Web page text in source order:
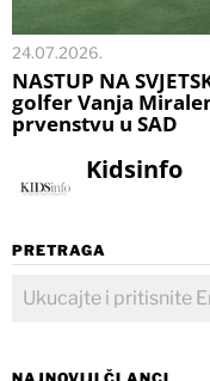
24.07.2026.
NASTUP NA
golfer Vanja
prvenstvu u SAD
Kidsinfo
PRETRAGA